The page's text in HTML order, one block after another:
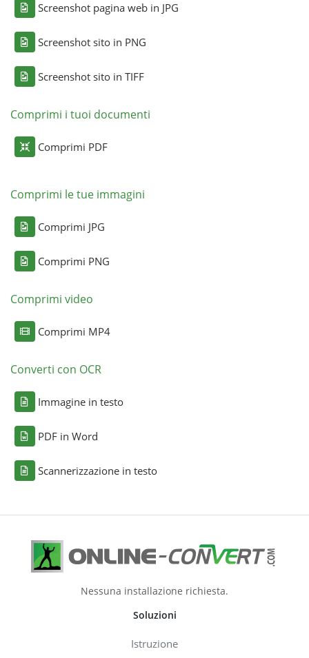
Screenshot pagina web in JPG
Screenshot sito in PNG
Screenshot sito in TIFF
Comprimi i tuoi documenti
Comprimi PDF
Comprimi le tue immagini
Comprimi JPG
Comprimi PNG
Comprimi video
Comprimi MP4
Converti con OCR
Immagine in testo
PDF in Word
Scannerizzazione in testo
Nessuna installazione richiesta.
Soluzioni
Istruzione